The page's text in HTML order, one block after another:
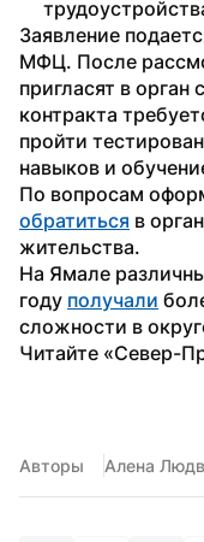
Заявление
МФЦ. После
пригласят в
контракта
пройти
навыков и
обратиться в
жительства.
На Ямале
году получали
сложности в
Читайте «Север-
Авторы Алена